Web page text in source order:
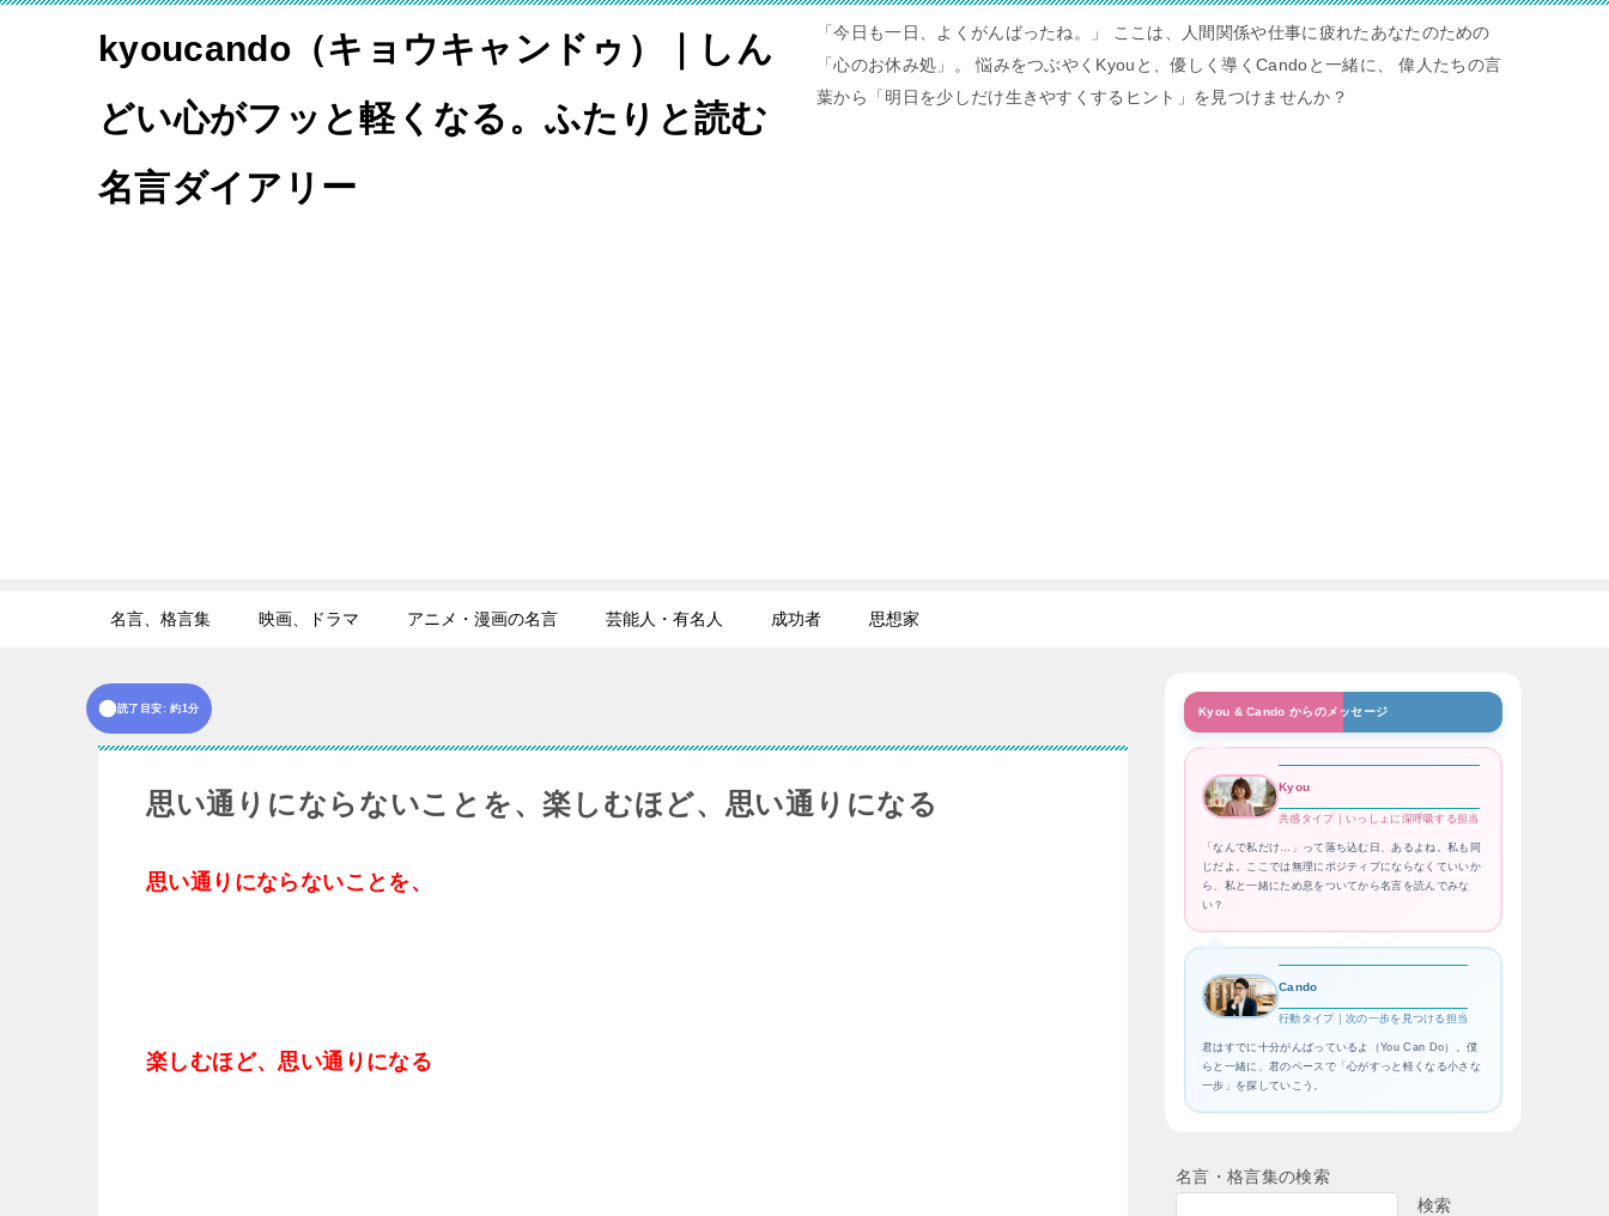
kyoucando（キョウキャンドゥ）｜しん
どい心がフッと軽くなる。ふたりと読む
名言ダイアリー
「今日も一日、よくがんばったね。」 ここは、人間関係や仕事に疲れたあなたのための
「心のお休み処」。 悩みをつぶやくKyouと、優しく導くCandoと一緒に、 偉人たちの言
葉から「明日を少しだけ生きやすくするヒント」を見つけませんか？
名言、格言集 映画、ドラマ アニメ・漫画の名言 芸能人・有名人 成功者 思想家
読了目安: 約1分
思い通りにならないことを、楽しむほど、思い通りになる
思い通りにならないことを、
楽しむほど、思い通りになる
Kyou & Cando からのメッセージ
Kyou
共感タイプ｜いっしょに深呼吸する担当
「なんで私だけ…」って落ち込む日、あるよね。私も同
じだよ。ここでは無理にポジティブにならなくていいか
ら、私と一緒にため息をついてから名言を読んでみな
い？
Cando
行動タイプ｜次の一歩を見つける担当
君はすでに十分がんばっているよ（You Can Do）。僕
らと一緒に、君のペースで「心がすっと軽くなる小さな
一歩」を探していこう。
名言・格言集の検索
検索